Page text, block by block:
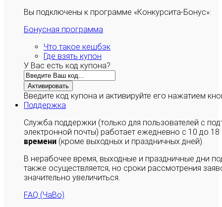
Вы подключены к программе «Конкурсита-Бонус»:
Бонусная программа
Что такое кешбэк
Где взять купон
У Вас есть код купона?
Активировать
Введите код купона и активируйте его нажатием
Поддержка
Служба поддержки (только для пользователей с
электронной почты) работает ежедневно с 10 до
времени (кроме выходных и праздничных дней).
В нерабочее время, выходные и праздничные дни
также осуществляется, но сроки рассмотрения
значительно увеличиться.
FAQ (ЧаВо)